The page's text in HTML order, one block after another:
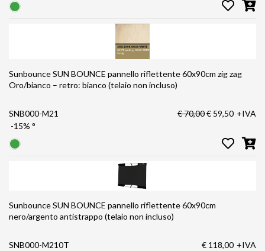
Sunbounce SUN BOUNCE pannello riflettente 60x90cm zig zag
Oro/bianco – retro: bianco (telaio non incluso)
SNB000-M21
-15% °
€ 70,00€ 59,50 +IVA
Sunbounce SUN BOUNCE pannello riflettente 60x90cm
nero/argento antistrappo (telaio non incluso)
SNB000-M210T
€ 118,00 +IVA